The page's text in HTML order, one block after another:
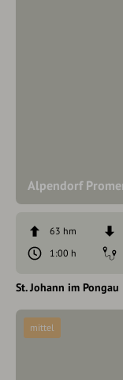
Alpendorf
63 hm
1:00 h
St. Johann im Pongau
mittel